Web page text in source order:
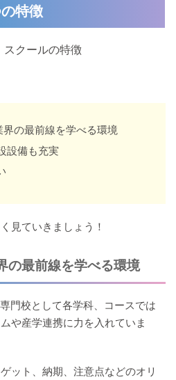
特徴
界の最前線を学べる環境
設備も充実
見ていきましょう！
の最前線を学べる環境
門校として各学科、コースでは
や産学連携に力を入れていま
ット、納期、注意点などのオリ